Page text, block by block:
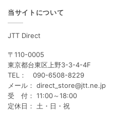
当サイトについて
JTT Direct
〒110-0005
東京都台東区上野3-3-4-4F
TEL： 090-6508-8229
メール： direct_store@jtt.ne.jp
受 付： 11:00～18:00
定休日： 土・日・祝